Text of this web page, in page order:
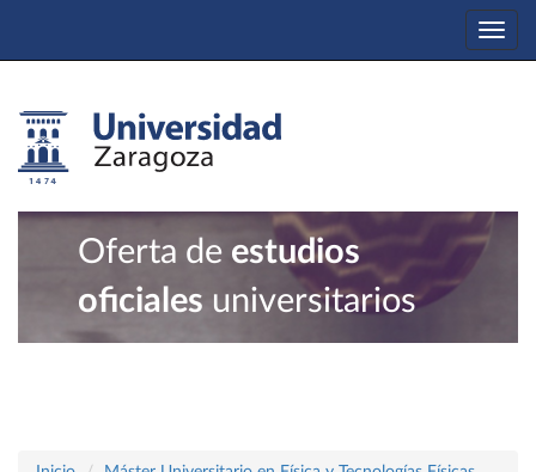
Oferta de estudios
oficiales universitarios